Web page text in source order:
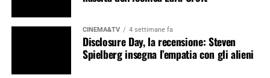
CINEMA&TV 4 settimane fa
Disclosure Day, la recensione: Steven
Spielberg insegna l’empatia con gli alieni